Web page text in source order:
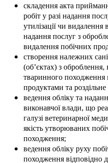
складення акта
робіт у разі надання
утилізації чи
надання послуг з
видалення побічних
створення належних
(об’єктах) з
тваринного походження
продуктами та
ведення обліку та
виконавчої влади, що
галузі ветеринарної
якість утворюваних
походження;
ведення обліку руху
походження відповідно